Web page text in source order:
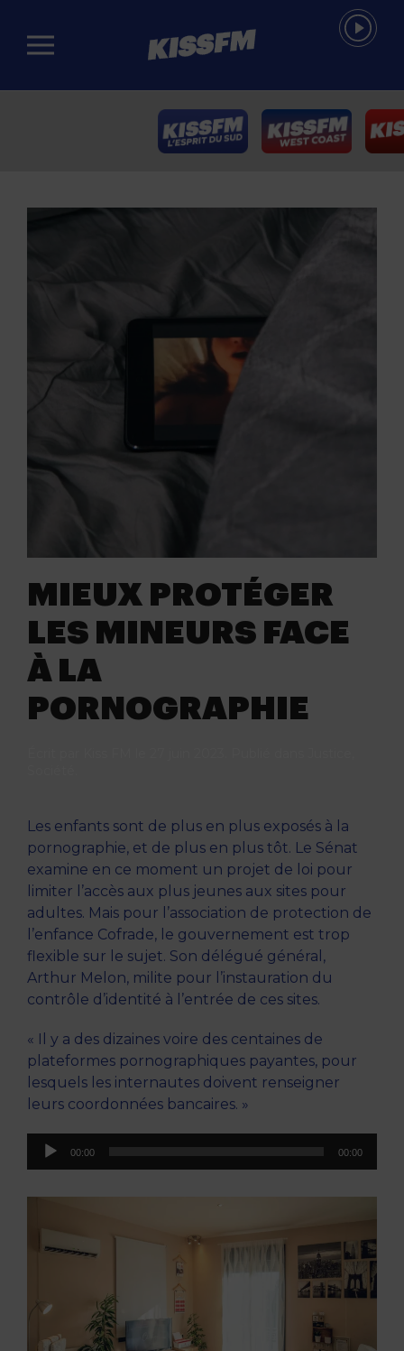
Passer au contenu principal
MIEUX PROTÉGER
LES MINEURS FACE
À LA
PORNOGRAPHIE
Les enfants sont de plus en plus exposés à la
pornographie, et de plus en plus tôt. Le Sénat
examine en ce moment un projet de loi pour
limiter l’accès aux plus jeunes aux sites pour
adultes. Mais pour l’association de protection de
l’enfance Cofrade, le gouvernement est trop
flexible sur le sujet. Son délégué général,
Arthur Melon, milite pour l’instauration du
contrôle d’identité à l’entrée de ces sites.
« Il y a des dizaines voire des centaines de
plateformes pornographiques payantes, pour
lesquels les internautes doivent renseigner
leurs coordonnées bancaires. »
Lecteur
00:00 00:00